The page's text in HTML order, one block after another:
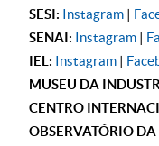
SESI: Instagram |
SENAI: Instagram |
IEL: Instagram |
MUSEU DA
CENTRO
OBSERVATÓRIO